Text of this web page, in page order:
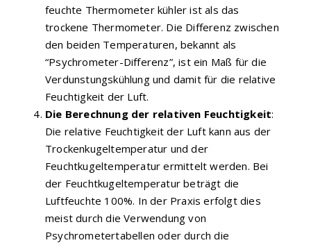
feuchte Thermometer kühler ist als das
trockene Thermometer. Die Differenz zwischen
den beiden Temperaturen, bekannt als
“Psychrometer-Differenz”, ist ein Maß für die
Verdunstungskühlung und damit für die relative
Feuchtigkeit der Luft.
Die Berechnung der relativen Feuchtigkeit:
Die relative Feuchtigkeit der Luft kann aus der
Trockenkugeltemperatur und der
Feuchtkugeltemperatur ermittelt werden. Bei
der Feuchtkugeltemperatur beträgt die
Luftfeuchte 100%. In der Praxis erfolgt dies
meist durch die Verwendung von
Psychrometertabellen oder durch die